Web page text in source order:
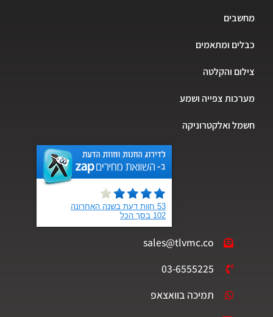
מחשבים
כבלים ומתאמים
צילום והקלטה
מערכות צפייה ושמע
חשמל ואלקטרוניקה
sales@tlvmc.co
03-6555225
תמיכה בוואצאפ